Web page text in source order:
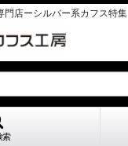
門店ーシルバー系カフス特集
索